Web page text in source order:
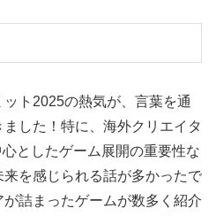
ト2025の熱気が、言葉を通
した！特に、海外クリエイタ
としたゲーム展開の重要性な
を感じられる話が多かったで
詰まったゲームが数多く紹介